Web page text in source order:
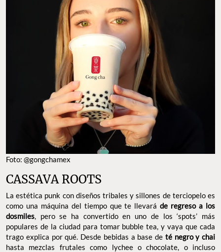
Foto: @gongchamex
CASSAVA ROOTS
La estética punk con diseños tribales y sillones de terciopelo es
como una máquina del tiempo que te llevaráde regreso a los
dosmiles, pero se ha convertido en uno de los ‘spots’ más
populares de la ciudad para tomar bubble tea, y vaya que cada
trago explica por qué. Desde bebidas a base de té negro y chai
hasta mezclas frutales como lychee o chocolate, o incluso